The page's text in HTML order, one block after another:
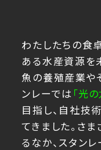
日本語
サイト内検索
製品検索
全て
わたしたちの食
ある水産資源を
魚の養殖産業や
ンレーでは 「光
目指し、自社技
てきました。さ
るなか、スタン